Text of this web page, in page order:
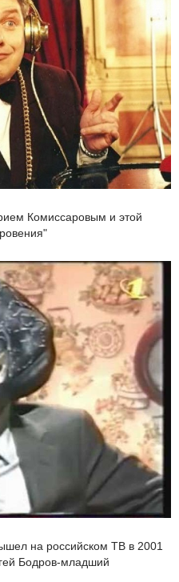
Комиссаровым и этой
на российском ТВ в 2001
Бодров-младший